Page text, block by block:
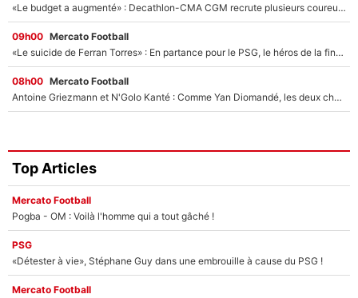
«Le budget a augmenté» : Decathlon-CMA CGM recrute plusieurs coureurs pour offrir à Paul Seixas une équipe pour gagner le Tour de France 2027
09h00 Mercato Football
«Le suicide de Ferran Torres» : En partance pour le PSG, le héros de la finale de la Coupe du monde s'attire les foudres de la presse espagnole !
08h00 Mercato Football
Antoine Griezmann et N'Golo Kanté : Comme Yan Diomandé, les deux champions du monde ont refusé de signer au PSG !
Top Articles
Mercato Football
Pogba - OM : Voilà l'homme qui a tout gâché !
PSG
«Détester à vie», Stéphane Guy dans une embrouille à cause du PSG !
Mercato Football